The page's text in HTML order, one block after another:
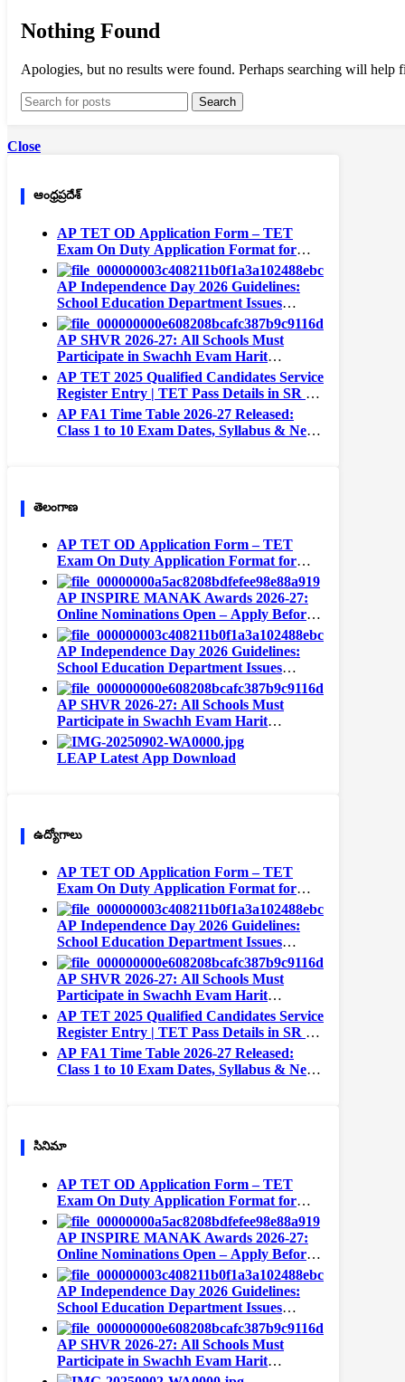
Nothing Found
Apologies, but no results were found. Perhaps searching will help
Search
Close
ఆంధ్రప్రదేశ్
AP TET OD Application Form – TET
Exam On Duty Application Format for
Teachers
AP Independence Day 2026 Guidelines:
School Education Department Issues
Instructions for All Schools
AP SHVR 2026-27: All Schools Must
Participate in Swachh Evam Harit
Vidyalaya Rating | Portal Opens August 1
AP TET 2025 Qualified Candidates Service
Register Entry | TET Pass Details in SR –
Complete Format
AP FA1 Time Table 2026-27 Released:
Class 1 to 10 Exam Dates, Syllabus & New
తెలంగాణ
AP TET OD Application Form – TET
Exam On Duty Application Format for
Teachers
AP INSPIRE MANAK Awards 2026-27:
Online Nominations Open – Apply Before
September 15
AP Independence Day 2026 Guidelines:
School Education Department Issues
Instructions for All Schools
AP SHVR 2026-27: All Schools Must
Participate in Swachh Evam Harit
Vidyalaya Rating | Portal Opens August 1
LEAP Latest App Download
ఉద్యోగాలు
AP TET OD Application Form – TET
Exam On Duty Application Format for
Teachers
AP Independence Day 2026 Guidelines:
School Education Department Issues
Instructions for All Schools
AP SHVR 2026-27: All Schools Must
Participate in Swachh Evam Harit
Vidyalaya Rating | Portal Opens August 1
AP TET 2025 Qualified Candidates Service
Register Entry | TET Pass Details in SR –
Complete Format
AP FA1 Time Table 2026-27 Released:
Class 1 to 10 Exam Dates, Syllabus & New
సినిమా
AP TET OD Application Form – TET
Exam On Duty Application Format for
Teachers
AP INSPIRE MANAK Awards 2026-27:
Online Nominations Open – Apply Before
September 15
AP Independence Day 2026 Guidelines:
School Education Department Issues
Instructions for All Schools
AP SHVR 2026-27: All Schools Must
Participate in Swachh Evam Harit
Vidyalaya Rating | Portal Opens August 1